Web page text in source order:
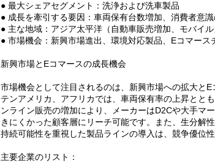
● 最大シェアセグメント：洗浄および洗車製品
● 成長を牽引する要因：車両保有台数増加、消費者意
● 主な地域：アジア太平洋（自動車販売増加、モバイ
● 市場機会：新興市場進出、環境対応製品、Eコマース
新興市場とEコマースの成長機会
市場機会として注目されるのは、新興市場への拡大と
テンアメリカ、アフリカでは、車両保有率の上昇とと
ンライン販売の増加により、メーカーはD2Cや大手マ
きにくかった顧客層にリーチ可能です。また、生分解
持続可能性を重視した製品ラインの導入は、競争優位
主要企業のリスト：